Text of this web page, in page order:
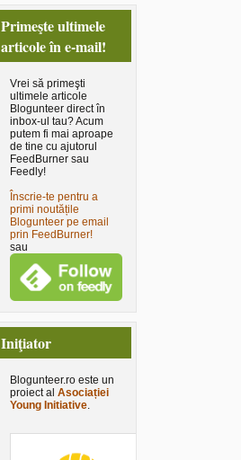
Primeşte ultimele
articole în e-mail!
Vrei să primeşti
ultimele articole
Blogunteer direct în
inbox-ul tau? Acum
putem fi mai aproape
de tine cu ajutorul
FeedBurner sau
Feedly!
Înscrie-te pentru a
primi noutățile
Blogunteer pe email
prin FeedBurner!
sau
Iniţiator
Blogunteer.ro este un
proiect al Asociației
Young Initiative.